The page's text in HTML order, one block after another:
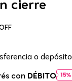
o depósito
con DÉBITO